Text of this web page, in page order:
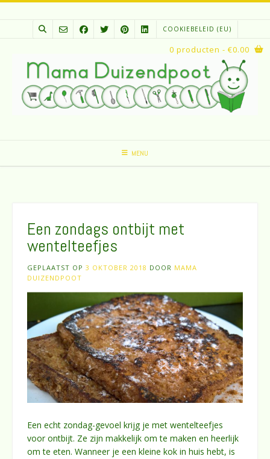
Spring
COOKIEBELEID (EU)
MENU
0 producten - €0.00
Een zondags ontbijt met
wentelteefjes
GEPLAATST OP 3 OKTOBER 2018 DOOR MAMA
DUIZENDPOOT
Een echt zondag-gevoel krijg je met wentelteefjes
voor ontbijt. Ze zijn makkelijk om te maken en heerlijk
om te eten. Wanneer je een kleine kok in huis hebt, is